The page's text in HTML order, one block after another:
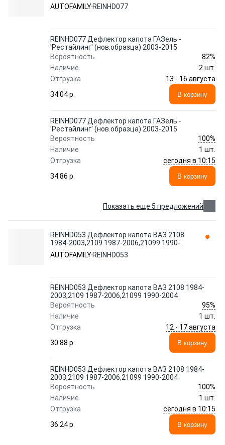
AUTOFAMILY
AUTOFAMILY REINHD077
REINHD077 Дефлектор капота ГАЗель -
'Рестайлинг' (нов.образца) 2003-2015
Вероятность
82%
Наличие
2 шт.
Отгрузка
13 - 16 августа
34.04 p.
В корзину
REINHD077 Дефлектор капота ГАЗель -
'Рестайлинг' (нов.образца) 2003-2015
Вероятность
100%
Наличие
1 шт.
Отгрузка
сегодня в 10:15
34.86 p.
В корзину
Показать еще 5 предложений
REINHD053 Дефлектор капота ВАЗ 2108
1984-2003,2109 1987-2006,21099 1990-
2004 AUTOFAMILY
AUTOFAMILY REINHD053
REINHD053 Дефлектор капота ВАЗ 2108 1984-
2003,2109 1987-2006,21099 1990-2004
Вероятность
95%
Наличие
1 шт.
Отгрузка
12 - 17 августа
30.88 p.
В корзину
REINHD053 Дефлектор капота ВАЗ 2108 1984-
2003,2109 1987-2006,21099 1990-2004
Вероятность
100%
Наличие
1 шт.
Отгрузка
сегодня в 10:15
36.24 p.
В корзину